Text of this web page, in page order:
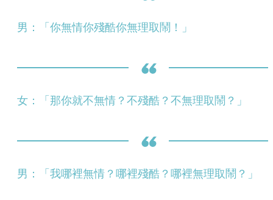
男：「你無情你殘酷你無理取鬧！」
女：「那你就不無情？不殘酷？不無理取鬧？」
男：「我哪裡無情？哪裡殘酷？哪裡無理取鬧？」